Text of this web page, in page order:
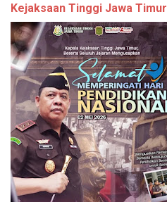
Kejaksaan Tinggi Jawa Timur